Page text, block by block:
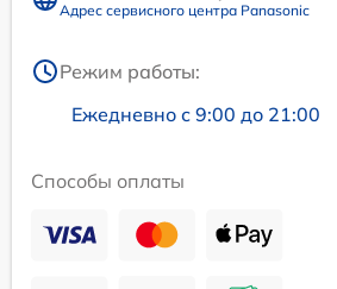
Адрес сервисного центра Panasonic
Режим работы:
Ежедневно с 9:00 до 21:00
Способы оплаты